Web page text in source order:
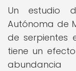
Un estudio
Autónoma de
de serpientes
tiene un